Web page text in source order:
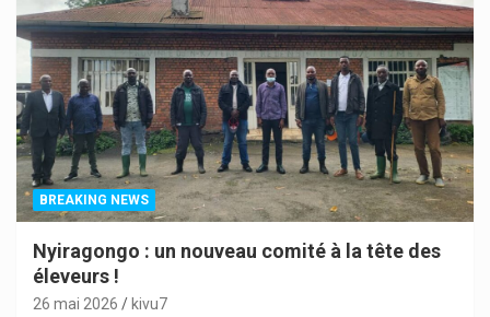
BREAKING NEWS
Nyiragongo : un nouveau comité à la tête des
éleveurs !
26 mai 2026 kivu7